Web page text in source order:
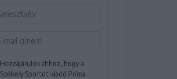
Hozzájárulok ahhoz, hogy a
Székely Sportot kiadó Príma